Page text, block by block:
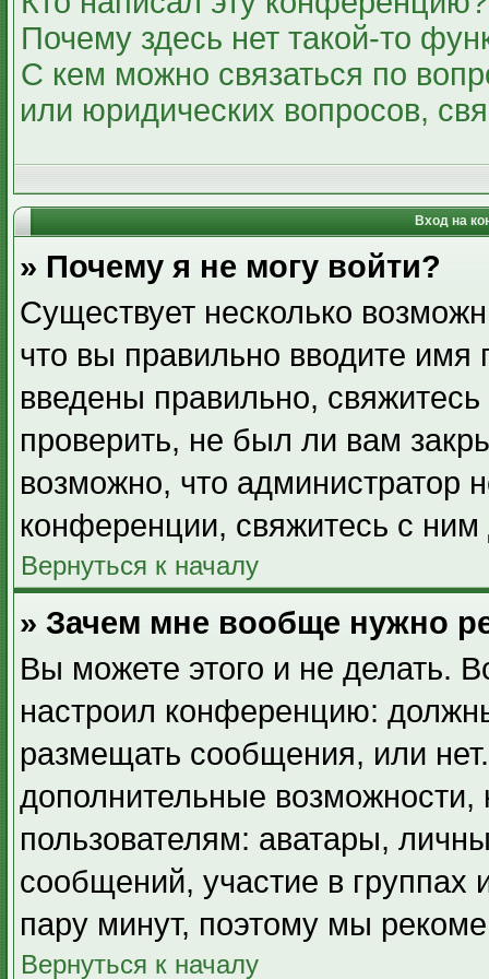
Почему здесь нет такой-то
С кем можно связаться по
или юридических вопросов,
Вход на
» Почему я не могу войти?
Существует несколько
что вы правильно вводите
введены правильно,
проверить, не был ли вам
возможно, что администратор
конференции, свяжитесь с
Вернуться к началу
» Зачем мне вообще нужно
Вы можете этого и не делать.
настроил конференцию:
размещать сообщения, или
дополнительные
пользователям: аватары,
сообщений, участие в группах
пару минут, поэтому мы
Вернуться к началу